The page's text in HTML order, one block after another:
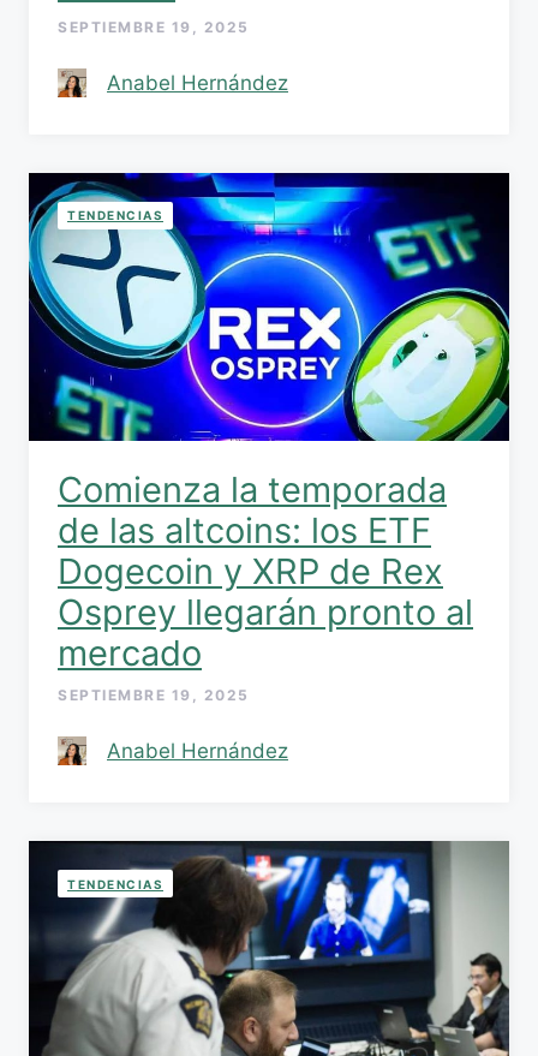
SEPTIEMBRE 19, 2025
Anabel Hernández
TENDENCIAS
Comienza la temporada
de las altcoins: los ETF
Dogecoin y XRP de Rex
Osprey llegarán pronto al
mercado
SEPTIEMBRE 19, 2025
Anabel Hernández
TENDENCIAS